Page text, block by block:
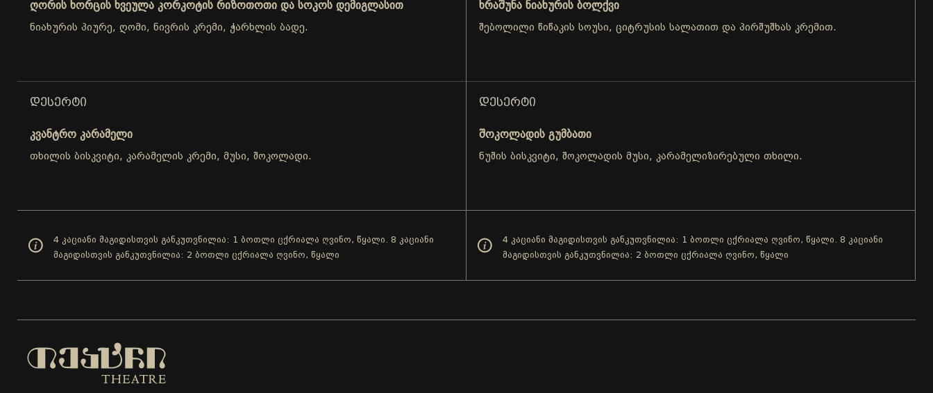
ღორის ხორცის ხვეულა კორკოტის რიზოთოთი და სოკოს დემიგლასით
ნიახურის პიურე, ღომი, ნივრის კრემი, ჭარხლის ბადე.
ᲓᲔᲡᲔᲠᲢᲘ
კვანტრო კარამელი
თხილის ბისკვიტი, კარამელის კრემი, მუსი, შოკოლადი.
4 კაციანი მაგიდისთვის განკუთვნილია: 1 ბოთლი ცქრიალა ღვინო, წყალი. 8 კაციანი
მაგიდისთვის განკუთვნილია: 2 ბოთლი ცქრიალა ღვინო, წყალი
ხრაშუნა ნიახურის ბოლქვი
შებოლილი წიწაკის სოუსი, ციტრუსის სალათით და პირშუშხას კრემით.
ᲓᲔᲡᲔᲠᲢᲘ
შოკოლადის გუმბათი
ნუშის ბისკვიტი, შოკოლადის მუსი, კარამელიზირებული თხილი.
4 კაციანი მაგიდისთვის განკუთვნილია: 1 ბოთლი ცქრიალა ღვინო, წყალი. 8 კაციანი
მაგიდისთვის განკუთვნილია: 2 ბოთლი ცქრიალა ღვინო, წყალი